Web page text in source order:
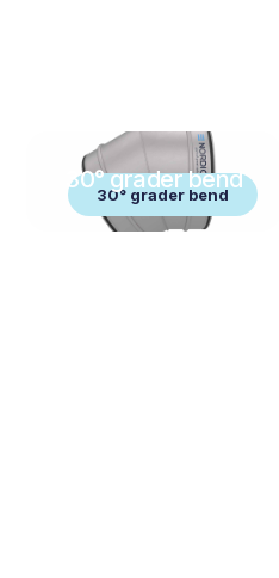
30° grader bend
30° grader bend